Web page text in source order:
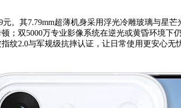
元。其7.79mm超薄机身采用浮光冷雕玻璃与
；双5000万专业影像系统在逆光或黄昏环境
纹2.0与军规级抗摔认证，让日常使用更安心无